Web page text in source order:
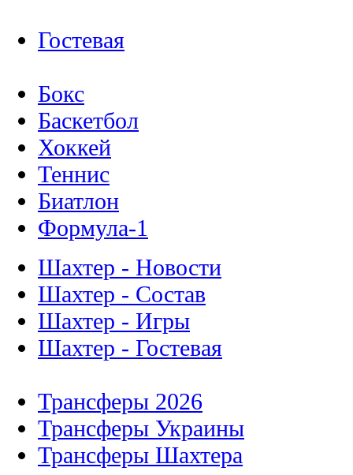
Гостевая
Бокс
Баскетбол
Хоккей
Теннис
Биатлон
Формула-1
Шахтер - Новости
Шахтер - Состав
Шахтер - Игры
Шахтер - Гостевая
Трансферы 2026
Трансферы Украины
Трансферы Шахтера